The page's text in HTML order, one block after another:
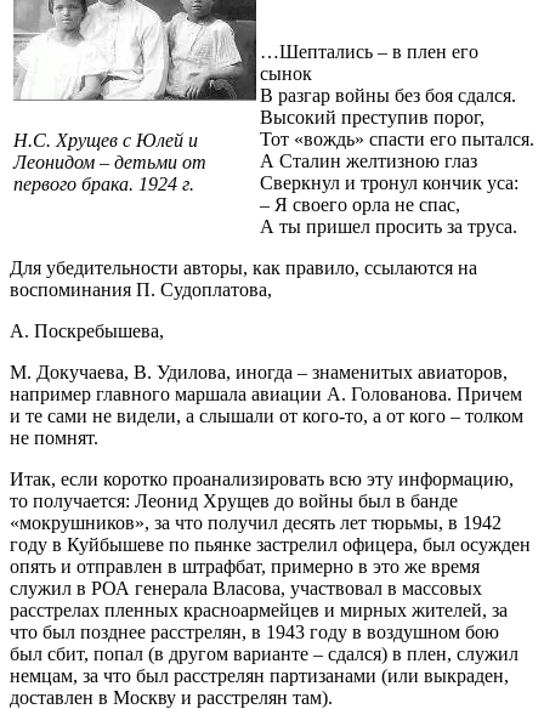
Н.С. Хрущев с Юлей и
Леонидом – детьми от
первого брака. 1924 г.
…Шептались – в плен его
сынок
В разгар войны без боя сдался.
Высокий преступив порог,
Тот «вождь» спасти его пытался.
А Сталин желтизною глаз
Сверкнул и тронул кончик уса:
– Я своего орла не спас,
А ты пришел просить за труса.
Для убедительности авторы, как правило, ссылаются на
воспоминания П. Судоплатова,
А. Поскребышева,
М. Докучаева, В. Удилова, иногда – знаменитых авиаторов,
например главного маршала авиации А. Голованова. Причем
и те сами не видели, а слышали от кого-то, а от кого – толком
не помнят.
Итак, если коротко проанализировать всю эту информацию,
то получается: Леонид Хрущев до войны был в банде
«мокрушников», за что получил десять лет тюрьмы, в 1942
году в Куйбышеве по пьянке застрелил офицера, был осужден
опять и отправлен в штрафбат, примерно в это же время
служил в РОА генерала Власова, участвовал в массовых
расстрелах пленных красноармейцев и мирных жителей, за
что был позднее расстрелян, в 1943 году в воздушном бою
был сбит, попал (в другом варианте – сдался) в плен, служил
немцам, за что был расстрелян партизанами (или выкраден,
доставлен в Москву и расстрелян там).